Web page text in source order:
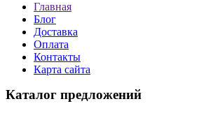
Главная
Блог
Доставка
Оплата
Контакты
Карта сайта
Каталог предложений